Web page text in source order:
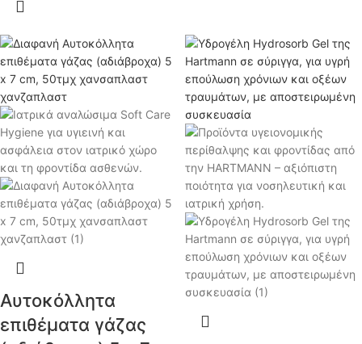
Αυτοκόλλητα
επιθέματα γάζας